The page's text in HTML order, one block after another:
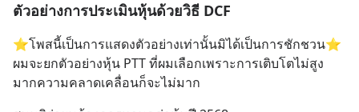
ตัวอย่างการประเมินหุ้นด้วยวิธี DCF
⭐️โพสนี้เป็นการแสดงตัวอย่างเท่านั้นมิได้เป็นการชักชวน⭐️
ผมจะยกตัวอย่างหุ้น PTT ที่ผมเลือกเพราะการเติบโตไม่สูง
มากความคลาดเคลื่อนก็จะไม่มาก